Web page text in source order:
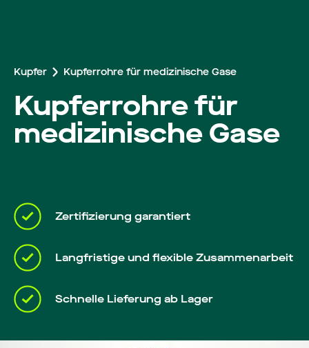
Kupfer Kupferrohre für medizinische Gase
Kupferrohre für
medizinische Gase
Zertifizierung garantiert
Langfristige und flexible Zusammenarbeit
Schnelle Lieferung ab Lager